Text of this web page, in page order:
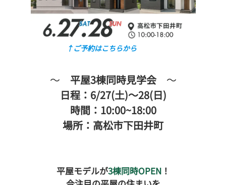
↑ご予約はこちらから
～ 平屋3棟同時見学会 ～
日程：6/27(土)～28(日)
時間：10:00~18:00
場所：高松市下田井町
平屋モデルが3棟同時OPEN！